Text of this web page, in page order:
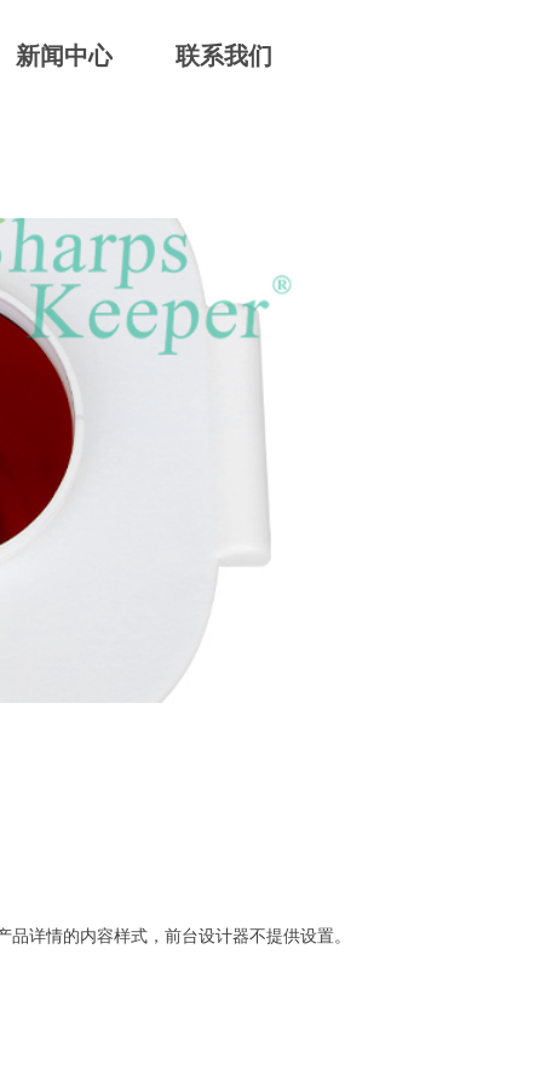
新闻中心 联系我们
详情的内容样式，前台设计器不提供设置。